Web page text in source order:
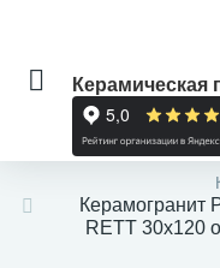
Керамическая
Керамогранит
RETT 30x120